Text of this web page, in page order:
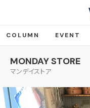
COLUMN EVENT
MONDAY STORE
マンデイストア